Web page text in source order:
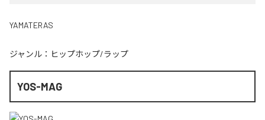
YAMATERAS
ジャンル： ヒップホップ/ラップ
YOS-MAG